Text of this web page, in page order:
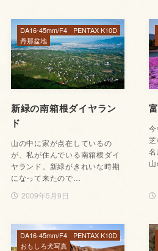
新緑の南箱根ダイヤラン
ド
山の中に家が点在しているの
が、私が住んでいる南箱根ダイ
ヤランド。新緑がきれいな時期
になって来たので…
2009年5月9日
DA16-45mm/F4
PENTAX K10D
丹那盆地
DA16-45mm/F4
PENTAX K10D
おもしろ犬写真